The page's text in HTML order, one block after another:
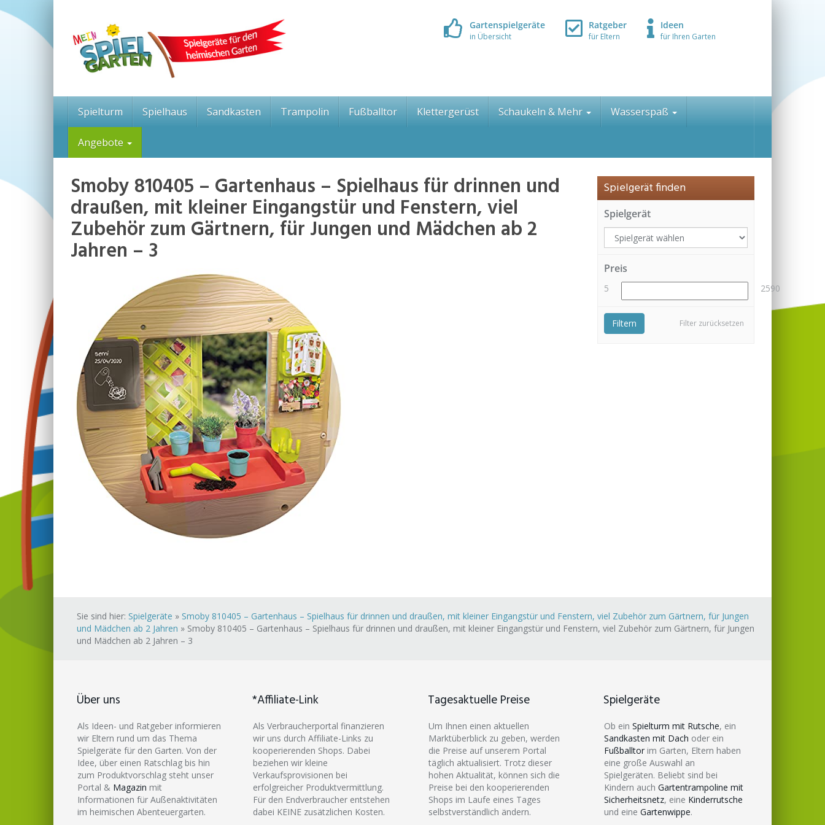
Skip
Gartenspielgeräte
in Übersicht
Ratgeber
für Eltern
Ideen
für Ihren Garten
Spielturm Spielhaus Sandkasten Trampolin Fußballtor Klettergerüst Schaukeln & Mehr Wasserspaß
Angebote
Smoby 810405 – Gartenhaus – Spielhaus für drinnen und
draußen, mit kleiner Eingangstür und Fenstern, viel
Zubehör zum Gärtnern, für Jungen und Mädchen ab 2
Jahren – 3
Spielgerät finden
Spielgerät
Preis
5 2590
Filter zurücksetzen
Filtern
Sie sind hier: Spielgeräte » Smoby 810405 – Gartenhaus – Spielhaus für drinnen und draußen, mit kleiner Eingangstür und Fenstern, viel Zubehör zum Gärtnern, für Jungen
und Mädchen ab 2 Jahren » Smoby 810405 – Gartenhaus – Spielhaus für drinnen und draußen, mit kleiner Eingangstür und Fenstern, viel Zubehör zum Gärtnern, für Jungen
und Mädchen ab 2 Jahren – 3
Über uns
Als Ideen- und Ratgeber informieren
wir Eltern rund um das Thema
Spielgeräte für den Garten. Von der
Idee, über einen Ratschlag bis hin
zum Produktvorschlag steht unser
Portal & Magazin mit
Informationen für Außenaktivitäten
im heimischen Abenteuergarten.
*Affiliate-Link
Als Verbraucherportal finanzieren
wir uns durch Affiliate-Links zu
kooperierenden Shops. Dabei
beziehen wir kleine
Verkaufsprovisionen bei
erfolgreicher Produktvermittlung.
Für den Endverbraucher entstehen
dabei KEINE zusätzlichen Kosten.
Tagesaktuelle Preise
Um Ihnen einen aktuellen
Marktüberblick zu geben, werden
die Preise auf unserem Portal
täglich aktualisiert. Trotz dieser
hohen Aktualität, können sich die
Preise bei den kooperierenden
Shops im Laufe eines Tages
selbstverständlich ändern.
Spielgeräte
Ob ein Spielturm mit Rutsche, ein
Sandkasten mit Dach oder ein
Fußballtor im Garten, Eltern haben
eine große Auswahl an
Spielgeräten. Beliebt sind bei
Kindern auch Gartentrampoline mit
Sicherheitsnetz, eine Kinderrutsche
und eine Gartenwippe.